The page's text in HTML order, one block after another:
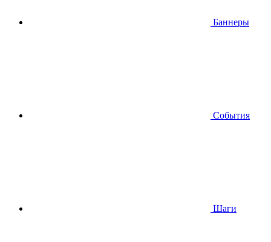
Баннеры
События
Шаги